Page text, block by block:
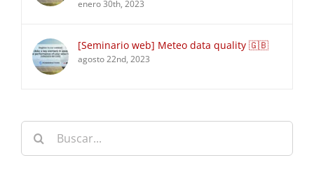
enero 30th, 2023
[Seminario web] Meteo data quality 🇬🇧
agosto 22nd, 2023
Buscar: